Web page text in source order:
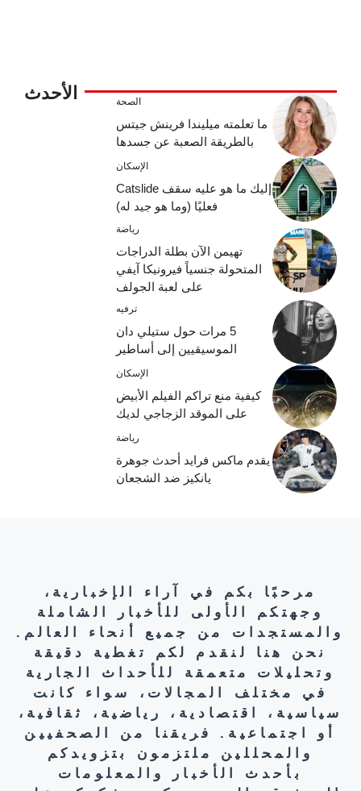
الأحدث الصحة
ما تعلمته ميليندا فرينش جيتس
بالطريقة الصعبة عن جسدها
الإسكان
إليك ما هو عليه سقف Catslide
فعليًا (وما هو جيد له)
رياضة
تهيمن الآن بطلة الدراجات
المتحولة جنسياً فيرونيكا آيفي
على لعبة الجولف
ترفيه
5 مرات حول ستيلي دان
الموسيقيين إلى أساطير
الإسكان
كيفية منع تراكم الفيلم الأبيض
على الموقد الزجاجي لديك
رياضة
يقدم ماكس فرايد أحدث جوهرة
يانكيز ضد الشجعان
مرحبًا بكم في آراء الإخبارية،
وجهتكم الأولى للأخبار الشاملة
والمستجدات من جميع أنحاء العالم.
نحن هنا لنقدم لكم تغطية دقيقة
وتحليلات متعمقة للأحداث الجارية
في مختلف المجالات، سواء كانت
سياسية، اقتصادية، رياضية، ثقافية،
أو اجتماعية. فريقنا من الصحفيين
والمحللين ملتزمون بتزويدكم
بأحدث الأخبار والمعلومات